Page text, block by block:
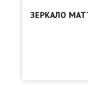
ЗЕРКАЛО